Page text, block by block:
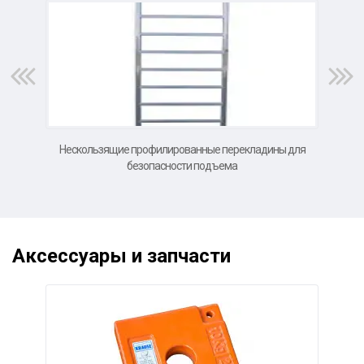
Нескользящие профилированные перекладины для
безопасности подъема
Аксессуары и запчасти